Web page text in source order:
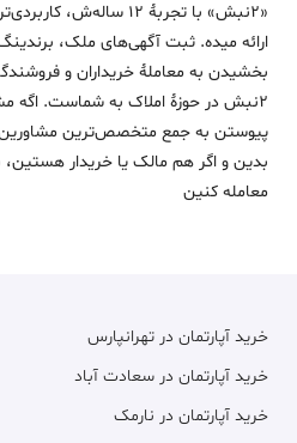
«2نبش» با تجربۀ 12
ارائه میده. ثبت آگهی‌های ملک،
بخشیدن به معاملۀ خریداران و
2نبش در حوزۀ املاک به شماست. اگه
پیوستن به جمع متخصص‌ترین مشاورین
معامله‌ کنین
خرید آپارتمان در تهرانپارس
خرید آپارتمان در سعادت آباد
خرید آپارتمان در نارمک